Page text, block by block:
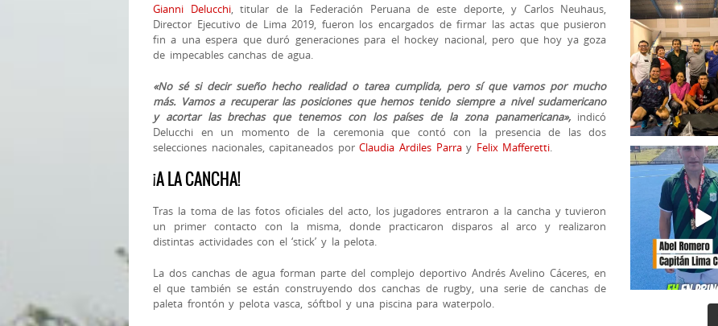
Gianni Delucchi, titular de la Federación Peruana de este deporte, y Carlos Neuhaus,
Director Ejecutivo de Lima 2019, fueron los encargados de firmar las actas que pusieron
fin a una espera que duró generaciones para el hockey nacional, pero que hoy ya goza
de impecables canchas de agua.
«No sé si decir sueño hecho realidad o tarea cumplida, pero sí que vamos por mucho
más. Vamos a recuperar las posiciones que hemos tenido siempre a nivel sudamericano
y acortar las brechas que tenemos con los países de la zona panamericana»,indicó
Delucchi en un momento de la ceremonia que contó con la presencia de las dos
selecciones nacionales, capitaneados porClaudia Ardiles Parray Felix Mafferetti.
¡A LA CANCHA!
Tras la toma de las fotos oficiales del acto, los jugadores entraron a la cancha y tuvieron
un primer contacto con la misma, donde practicaron disparos al arco y realizaron
distintas actividades con el ‘stick’ y la pelota.
La dos canchas de agua forman parte del complejo deportivo Andrés Avelino Cáceres, en
el que también se están construyendo dos canchas de rugby, una serie de canchas de
paleta frontón y pelota vasca, sóftbol y una piscina para waterpolo.